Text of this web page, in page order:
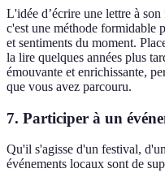
L'idée d’écrire une lettre à
c'est une méthode formidable
et sentiments du moment.
la lire quelques années plus
émouvante et enrichissante,
que vous avez parcouru.
7. Participer à un
Qu'il s'agisse d'un festival,
événements locaux sont de